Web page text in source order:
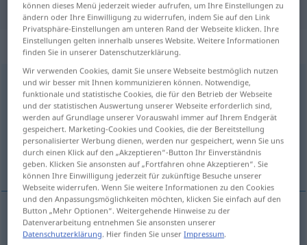
"anacarado" Deutsch Übersetzung
„anacarado“: adjetivo
anacarado [anakaˈrað o]adj
Übersicht aller Übersetzungen
(Für mehr Details die Übersetzung anklicken/antippen)
perlmuttfarben
perlmuttfarben anacarado
können dieses Menü jederzeit wieder aufrufen, um Ihre Einstellungen zu
ändern oder Ihre Einwilligung zu widerrufen, indem Sie auf den Link
Privatsphäre-Einstellungen am unteren Rand der Webseite klicken. Ihre
Einstellungen gelten innerhalb unseres Website. Weitere Informationen
finden Sie in unserer Datenschutzerklärung.
Wir verwenden Cookies, damit Sie unsere Webseite bestmöglich nutzen
und wir besser mit Ihnen kommunizieren können. Notwendige,
funktionale und statistische Cookies, die für den Betrieb der Webseite
und der statistischen Auswertung unserer Webseite erforderlich sind,
werden auf Grundlage unserer Vorauswahl immer auf Ihrem Endgerät
gespeichert. Marketing-Cookies und Cookies, die der Bereitstellung
personalisierter Werbung dienen, werden nur gespeichert, wenn Sie uns
durch einen Klick auf den „Akzeptieren“-Button Ihr Einverständnis
geben. Klicken Sie ansonsten auf „Fortfahren ohne Akzeptieren“. Sie
können Ihre Einwilligung jederzeit für zukünftige Besuche unserer
Webseite widerrufen. Wenn Sie weitere Informationen zu den Cookies
und den Anpassungsmöglichkeiten möchten, klicken Sie einfach auf den
Button „Mehr Optionen“. Weitergehende Hinweise zu der
Datenverarbeitung entnehmen Sie ansonsten unserer
Datenschutzerklärung. Hier finden Sie unserImpressum.